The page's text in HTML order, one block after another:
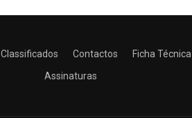
Classificados Contactos Ficha Técnica
Assinaturas